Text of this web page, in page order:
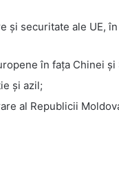
și securitate ale UE,
în fața Chinei și
și azil;
al Republicii